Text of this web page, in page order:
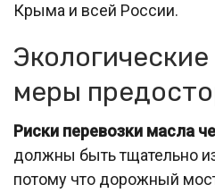
Крыма и всей России.
меры
Риски перевозки масла
должны быть тщательно
потому что дорожный